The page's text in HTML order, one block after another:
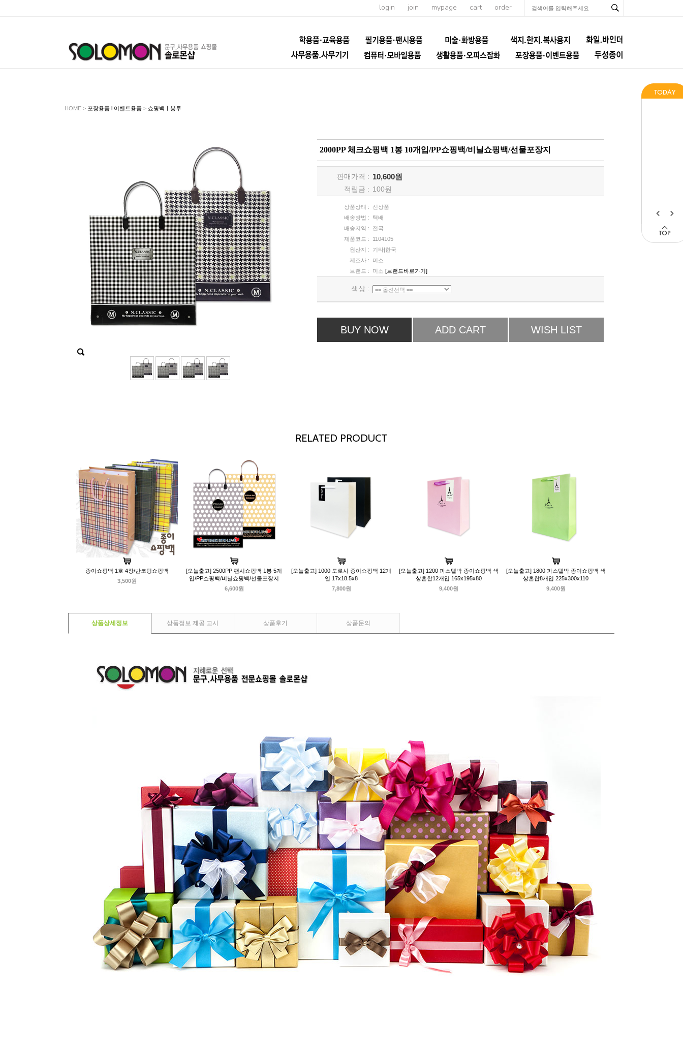
login join mypage cart order
HOME > 포장용품 l 이벤트용품 > 쇼핑백ㅣ봉투
2000PP 체크쇼핑백 1봉 10개입/PP쇼핑백/비닐쇼핑백/선물포장지
판매가격 : 10,600원
적립금 : 100원
상품상태 :
신상품
배송방법 :
택배
배송지역 :
전국
제품코드 :
1104105
원산지 :
기타|한국
제조사 :
미소
브랜드 :
미소 [브랜드바로가기]
색상 :
BUY NOW ADD CART WISH LIST
RELATED PRODUCT
종이쇼핑백 1호 4장/반코팅쇼핑백
3,500원
[오늘출고] 2500PP 팬시쇼핑백 1봉 5개
입/PP쇼핑백/비닐쇼핑백/선물포장지
6,600원
[오늘출고] 1000 도로시 종이쇼핑백 12개
입 17x18.5x8
7,800원
[오늘출고] 1200 파스텔박 종이쇼핑백 색
상혼합12개입 165x195x80
9,400원
[오늘출고] 1800 파스텔박 종이쇼핑백 색
상혼합8개입 225x300x110
9,400원
상품상세정보 상품정보 제공 고시 상품후기 상품문의